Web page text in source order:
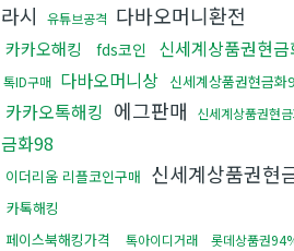
라시
유튜브공격 다바오머니환전
카카오해킹 fds코인 신세계상품권현
톡ID구매 다바오머니상 신세계상품권현금화
카카오톡해킹 에그판매 신세계상품권현
금화98
이더리움 리플코인구매 신세계상품권현
카톡해킹
페이스북해킹가격
톡아이디거래 롯데상품권